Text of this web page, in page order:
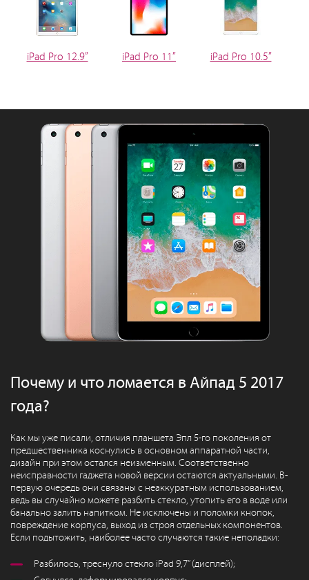
iPad Pro 12.9” iPad Pro 11” iPad Pro 10.5”
Почему и что ломается в Айпад 5 2017
года?
Как мы уже писали, отличия планшета Эпл 5-го поколения от
предшественника коснулись в основном аппаратной части,
дизайн при этом остался неизменным. Соответственно
неисправности гаджета новой версии остаются актуальными. В-
первую очередь они связаны с неаккуратным использованием,
ведь вы случайно можете разбить стекло, утопить его в воде или
банально залить напитком. Не исключены и поломки кнопок,
повреждение корпуса, выход из строя отдельных компонентов.
Если подытожить, наиболее часто случаются такие неполадки:
Разбилось, треснуло стекло iPad 9,7” (дисплей);